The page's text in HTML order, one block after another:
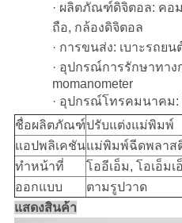
· ผลิตภัณฑ์ดิจิตอล: คอ
ถือ, กล้องดิจิตอล
· การขนส่ง: เบาะรถย
· อุปกรณ์การรักษาทาง
momanometer
· อุปกรณ์โทรคมนาคม:
ชื่อผลิตภัณฑ์ปรับแต่งแม่พิมพ์
แอปพลิเคชันแม่พิมพ์ฉีดพลาส
ทำหน้าที่
โออีเอ็ม, โอเอ็มเ
ออกแบบ
ตามรูปวาด
แสดงสินค้า